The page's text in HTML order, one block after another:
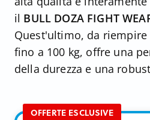
il BULL DOZA FIGHT
Quest'ultimo, da
fino a 100 kg, offre una
della durezza e una
OFFERTE ESCLUSIVE